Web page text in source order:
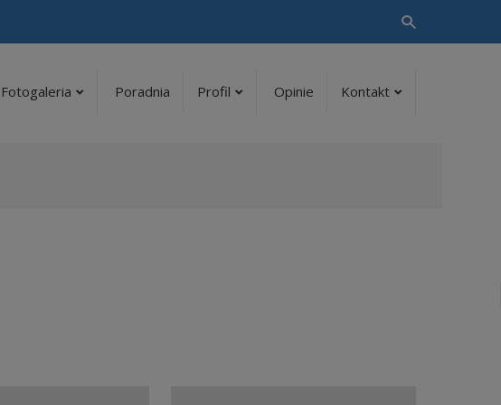
Fotogaleria Poradnia Profil Opinie Kontakt